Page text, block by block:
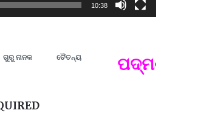
10:38
ଚୈତନ୍ୟ ପଦ୍ମଶ୍ରୀ